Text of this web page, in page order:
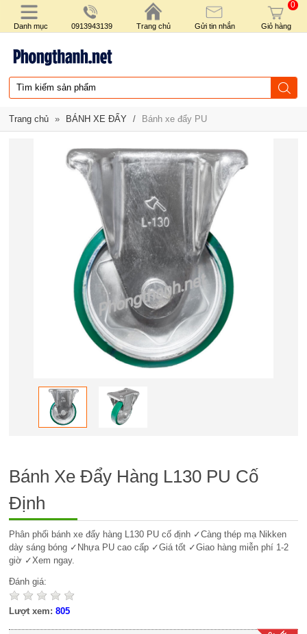
Danh mục 0913943139 Trang chủ Gửi tin nhắn
0
Giỏ hàng
Trang chủ » BÁNH XE ĐẨY / Bánh xe đẩy PU
Bánh Xe Đẩy Hàng L130 PU Cố
Định
Phân phối bánh xe đẩy hàng L130 PU cố định ✓Càng thép mạ Nikken
dày sáng bóng ✓Nhựa PU cao cấp ✓Giá tốt ✓Giao hàng miễn phí 1-2
giờ ✓Xem ngay.
Đánh giá:
Lượt xem:805